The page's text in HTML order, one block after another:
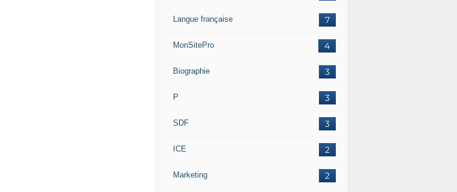
7
Langue française
4
MonSitePro
3
Biographie
3
P
3
SDF
2
ICE
2
Marketing